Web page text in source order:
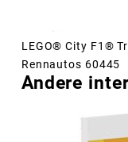
LEGO® City F1®
Rennautos 60445
Andere